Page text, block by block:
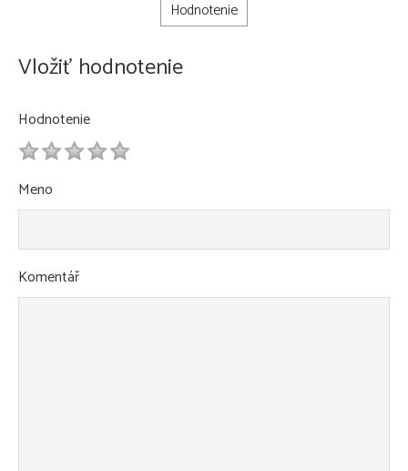
Hodnotenie
Vložiť hodnotenie
Hodnotenie
1
2 3 4
5
Meno
Komentář